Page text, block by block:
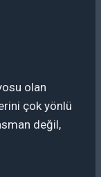
olan
çok yönlü
değil,